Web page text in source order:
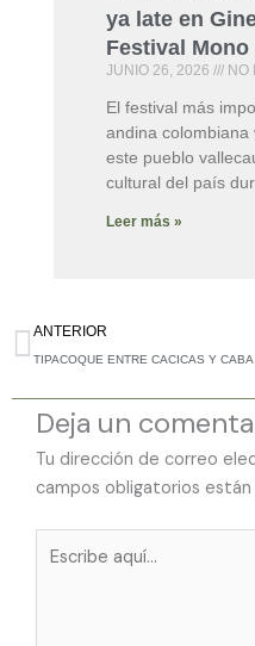
ya late en
Festival Mono
JUNIO 26, 2026 NO
El festival más
andina colombiana
este pueblo
cultural del país
Leer más »
Ant
ANTERIOR
Deja un
Tu dirección de correo
campos obligatorios